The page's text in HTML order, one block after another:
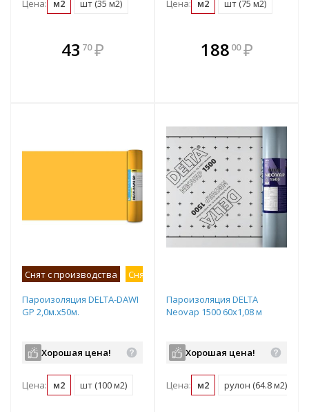
Цена: м2 шт (35 м2)
43 70 ₽
В комплекте
всегда выгоднее!
Цена: м2 шт (75 м2)
В комплекте
всегда выгоднее!
188 00 ₽
Снят с производства
Снят с продаж
Пароизоляция DELTA-DAWI
GP 2,0м.х50м.
Хорошая цена!
Цена: м2 шт (100 м2)
Пароизоляция DELTA
Neovap 1500 60х1,08 м
Хорошая цена!
Цена: м2 рулон (64.8 м2)